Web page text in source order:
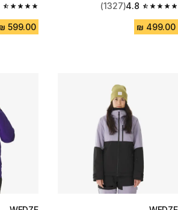
4.8
4.8 out of 5 stars from 1327 reviews
(1327)
4.7 out of 5 stars from 280 reviews